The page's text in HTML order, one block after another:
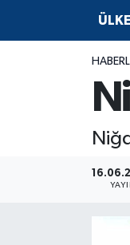
Bilim
Advertising
Merkez
Tüm
Son Dakika
Haber Arşivi